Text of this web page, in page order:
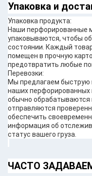
Упаковка и
Упаковка продукта:
Наши перфорированные
упаковываются, чтобы
состоянии. Каждый
помещен в прочную
предотвратить любые
Перевозки:
Мы предлагаем быструю
наших перфорированных
обычно обрабатываются
отправляются
обеспечить
информация об
статус вашего груза.
ЧАСТО